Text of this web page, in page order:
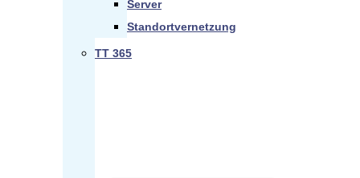
Server
Standortvernetzung
TT 365